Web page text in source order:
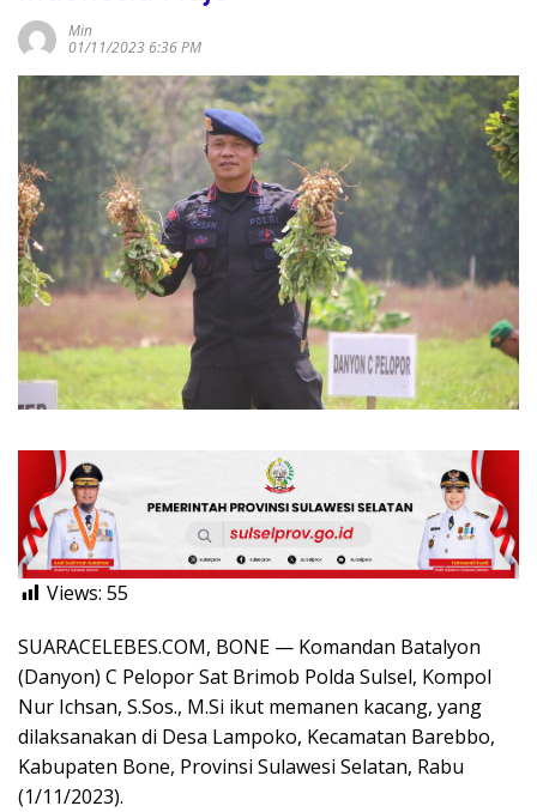
Min
01/11/2023 6:36 PM
Views: 55
SUARACELEBES.COM, BONE — Komandan Batalyon
(Danyon) C Pelopor Sat Brimob Polda Sulsel, Kompol
Nur Ichsan, S.Sos., M.Si ikut memanen kacang, yang
dilaksanakan di Desa Lampoko, Kecamatan Barebbo,
Kabupaten Bone, Provinsi Sulawesi Selatan, Rabu
(1/11/2023).